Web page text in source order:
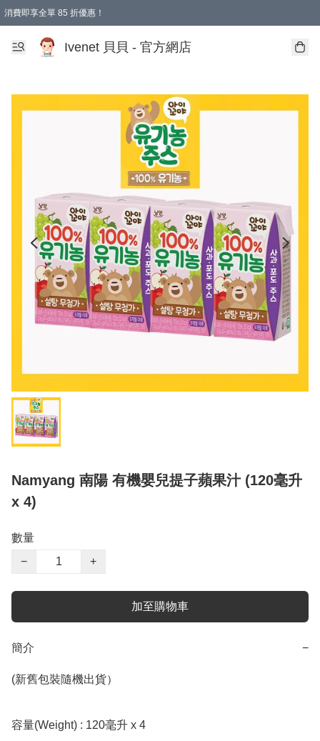
消費即享全單 85 折優惠！
Ivenet 貝貝 - 官方網店
Namyang 南陽 有機嬰兒提子蘋果汁 (120毫升
x 4)
數量
−
+
加至購物車
簡介 −
(新舊包裝隨機出貨）
容量(Weight) : 120毫升 x 4